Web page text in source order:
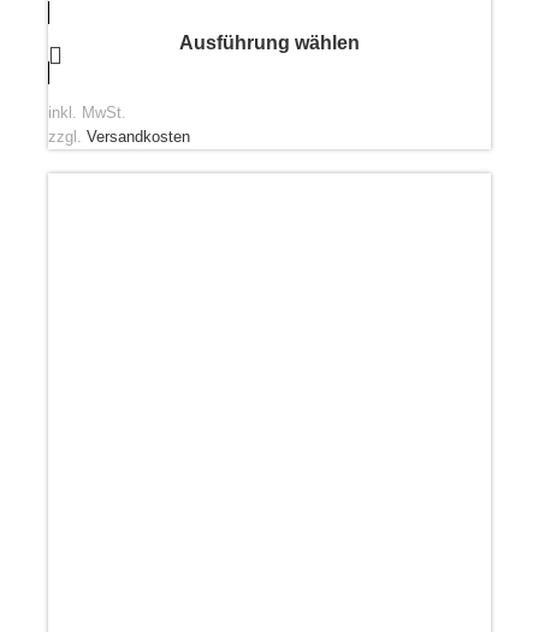
Ausführung wählen
inkl. MwSt.
zzgl. Versandkosten